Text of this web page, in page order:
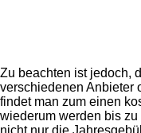
Zu beachten ist jedoch,
verschiedenen Anbieter
findet man zum einen
wiederum werden bis
nicht nur die